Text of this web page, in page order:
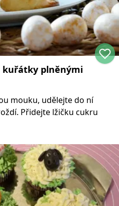
kuřátky plněnými
mouku, udělejte do ní
Přidejte lžičku cukru